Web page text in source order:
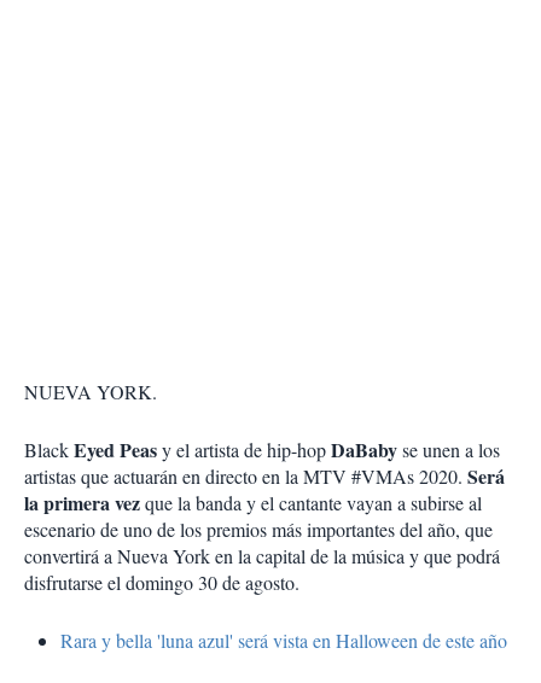
NUEVA YORK.
BlackEyed Peasy el artista de hip-hopDaBabyse unen a los
artistas que actuarán en directo en la MTV #VMAs 2020. Será
la primera vezque la banda y el cantante vayan a subirse al
escenario de uno de los premios más importantes del año, que
convertirá a Nueva York en la capital de la música y que podrá
disfrutarse el domingo 30 de agosto.
Rara y bella 'luna azul' será vista en Halloween de este año